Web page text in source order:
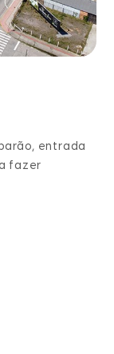
entrada
fazer